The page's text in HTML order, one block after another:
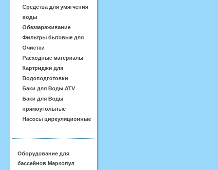
Средства для умягчения
воды
Обеззараживание
Фильтры бытовые для
Очистки
Расходные материалы
Картриджи для
Водоподготовки
Баки для Воды АТV
Баки для Воды
прямоугольные
Насосы циркуляционные
Оборудование для
бассейнов Маркопул